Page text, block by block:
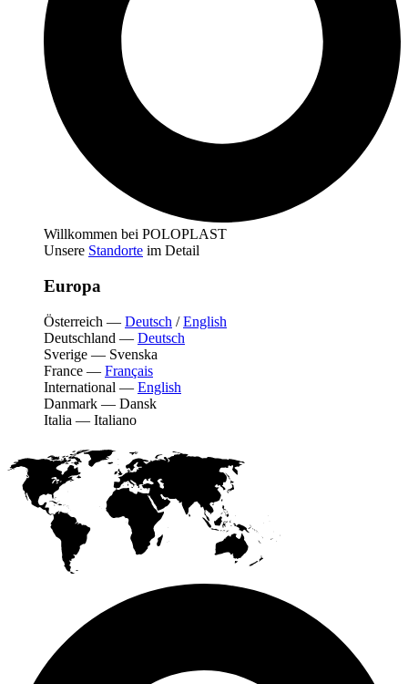
Willkommen bei POLOPLAST
Unsere Standorte im Detail
Europa
Österreich — Deutsch /English
Deutschland — Deutsch
Sverige — Svenska
France — Français
International — English
Danmark — Dansk
Italia — Italiano